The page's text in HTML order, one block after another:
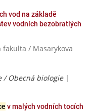
vod na základě
vodních bezobratlých
fakulta / Masarykova
/ Obecná biologie|
v malých vodních tocích